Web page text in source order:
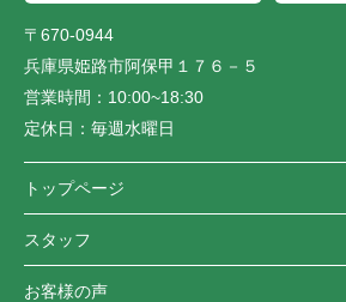
〒670-0944
兵庫県姫路市阿保甲１７６－５
営業時間： 10:00~18:30
定休日： 毎週水曜日
トップページ
スタッフ
お客様の声